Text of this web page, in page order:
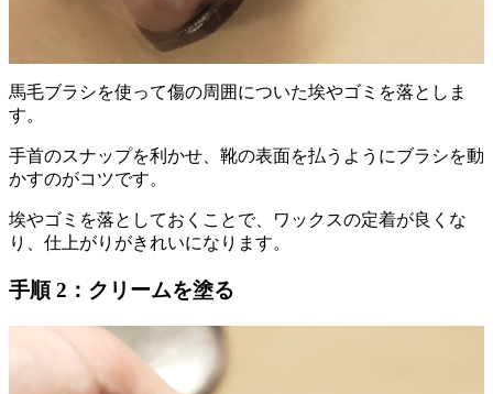
馬毛ブラシを使って傷の周囲についた埃やゴミを落としま
す。
手首のスナップを利かせ、靴の表面を払うようにブラシを動
かすのがコツです。
埃やゴミを落としておくことで、ワックスの定着が良くな
り、仕上がりがきれいになります。
手順 2：クリームを塗る